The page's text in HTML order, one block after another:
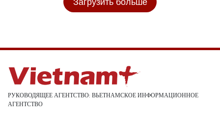
РУКОВОДЯЩЕЕ АГЕНТСТВО: ВЬЕТНАМСКОЕ ИНФОРМАЦИОННОЕ
АГЕНТСТВО